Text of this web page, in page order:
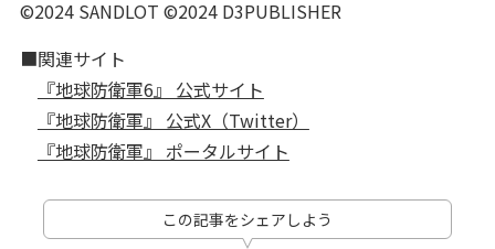
©2024 SANDLOT ©2024 D3PUBLISHER
■関連サイト
『地球防衛軍6』 公式サイト
『地球防衛軍』 公式X（Twitter）
『地球防衛軍』 ポータルサイト
この記事をシェアしよう